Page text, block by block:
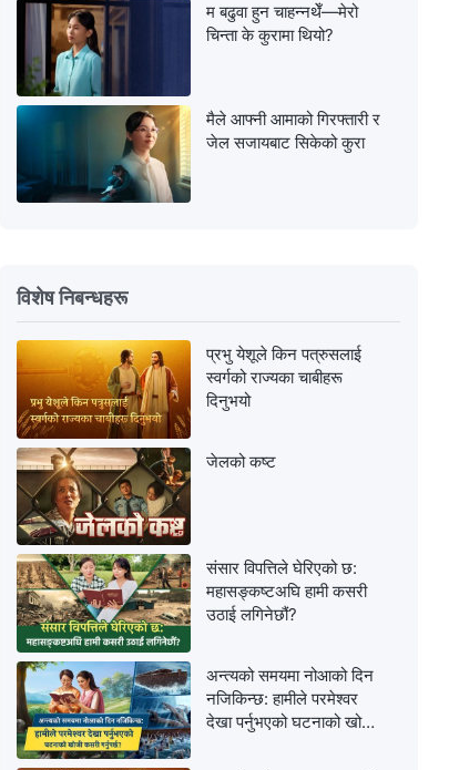
म बढुवा हुन चाहन्नथेँ—मेरो
चिन्ता के कुरामा थियो?
मैले आफ्नी आमाको गिरफ्तारी र
जेल सजायबाट सिकेको कुरा
विशेष निबन्धहरू
प्रभु येशूले किन पत्रुसलाई
स्वर्गको राज्यका चाबीहरू
दिनुभयो
जेलको कष्ट
संसार विपत्तिले घेरिएको छ:
महासङ्कष्टअघि हामी कसरी
उठाई लगिनेछौं?
अन्त्यको समयमा नोआको दिन
नजिकिन्छ: हामीले परमेश्‍वर
देखा पर्नुभएको घटनाको खोजी